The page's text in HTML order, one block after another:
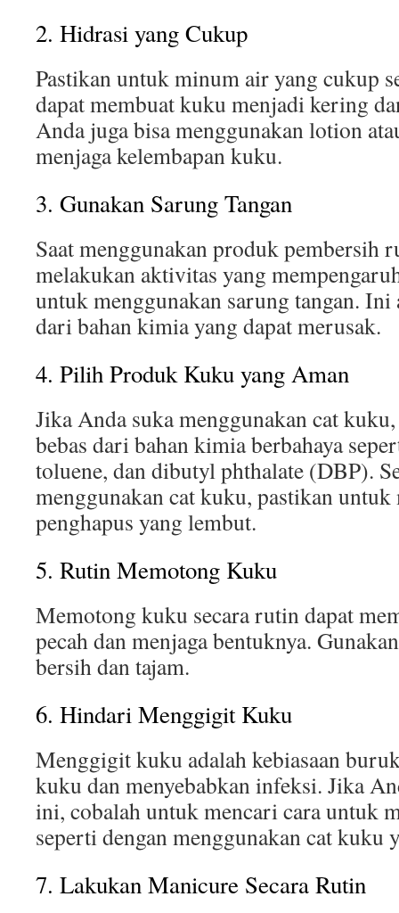
2. Hidrasi yang Cukup
Pastikan untuk minum air yang cukup
dapat membuat kuku menjadi kering
Anda juga bisa menggunakan lotion
menjaga kelembapan kuku.
3. Gunakan Sarung Tangan
Saat menggunakan produk pembersih
melakukan aktivitas yang
untuk menggunakan sarung tangan.
dari bahan kimia yang dapat merusak.
4. Pilih Produk Kuku yang Aman
Jika Anda suka menggunakan cat
bebas dari bahan kimia berbahaya
toluene, dan dibutyl phthalate (DBP).
menggunakan cat kuku, pastikan untuk
penghapus yang lembut.
5. Rutin Memotong Kuku
Memotong kuku secara rutin dapat
pecah dan menjaga bentuknya.
bersih dan tajam.
6. Hindari Menggigit Kuku
Menggigit kuku adalah kebiasaan
kuku dan menyebabkan infeksi. Jika
ini, cobalah untuk mencari cara untuk
seperti dengan menggunakan cat kuku
7. Lakukan Manicure Secara Rutin